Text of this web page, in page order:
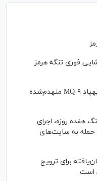
فوری تنگه هرمز
اولین تصاویر لاشه F-۱۵ آمریکا و پهپاد MQ-۹ منهدم‌شده
هفده روزه، اجرای
حمله به سایت‌های
برای ترویج
است